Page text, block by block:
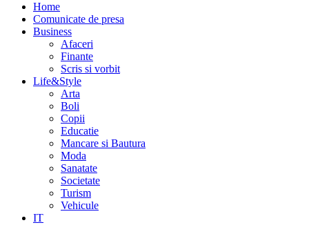
Home
Comunicate de presa
Business
Afaceri
Finante
Scris si vorbit
Life&Style
Arta
Boli
Copii
Educatie
Mancare si Bautura
Moda
Sanatate
Societate
Turism
Vehicule
IT